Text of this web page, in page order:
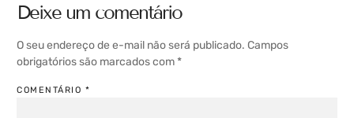
Deixe um comentário
O seu endereço de e-mail não será publicado. Campos
obrigatórios são marcados com *
COMENTÁRIO *